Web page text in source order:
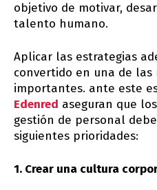
objetivo de motivar,
talento humano.
Aplicar las estrategias
convertido en una de las
importantes. ante este
Edenred aseguran que
gestión de personal
siguientes prioridades:
1. Crear una cultura